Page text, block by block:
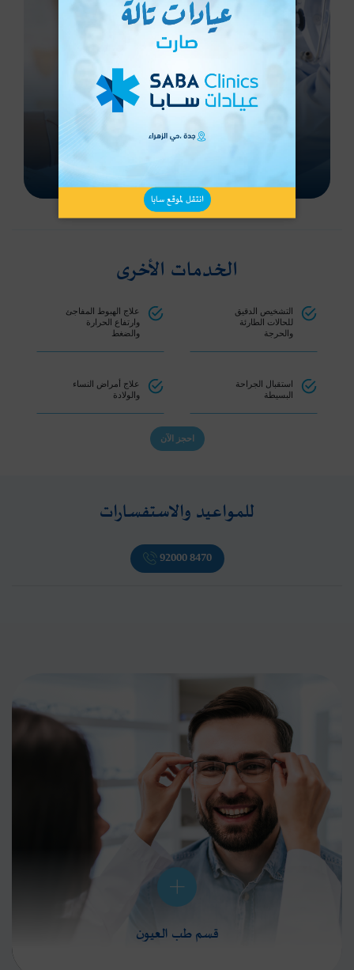
الكشف على العظام
الخدمات الأخرى
التشخيص الدقيق
للحالات الطارئة
والحرجة
علاج الهبوط المفاجئ
وارتفاع الحرارة
والضغط
استقبال الجراحة
البسيطة
علاج أمراض النساء
والولادة
احجز الآن
للمواعيد والاستفسارات
92000 8470
قسم طب العيون
انتقل لموقع سابا